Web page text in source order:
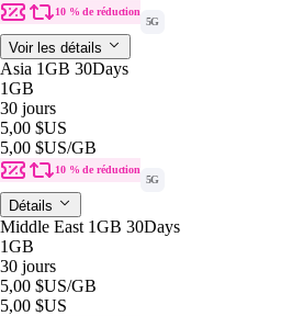
10 % de réduction
5G
Voir les détails
Asia 1GB 30Days
1GB
30 jours
5,00 $US
5,00 $US/GB
10 % de réduction
5G
Détails
Middle East 1GB 30Days
1GB
30 jours
5,00 $US/GB
5,00 $US